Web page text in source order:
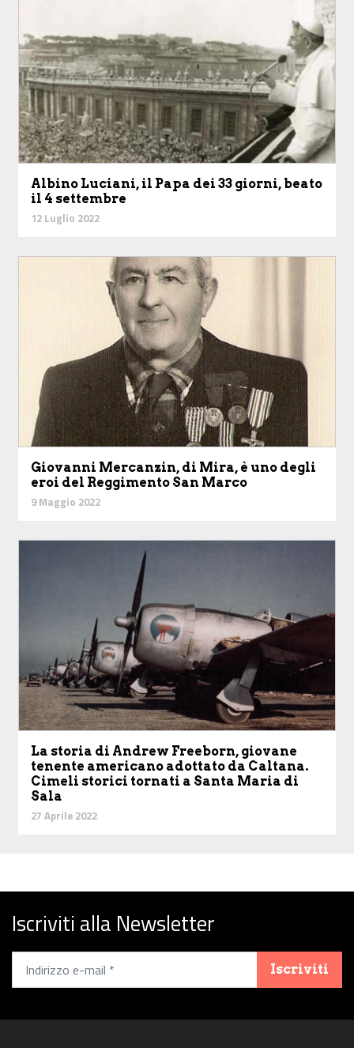
Albino Luciani, il Papa dei 33 giorni, beato
il 4 settembre
12 Luglio 2022
Giovanni Mercanzin, di Mira, è uno degli
eroi del Reggimento San Marco
9 Maggio 2022
La storia di Andrew Freeborn, giovane
tenente americano adottato da Caltana.
Cimeli storici tornati a Santa Maria di
Sala
27 Aprile 2022
Iscriviti alla Newsletter
Iscriviti